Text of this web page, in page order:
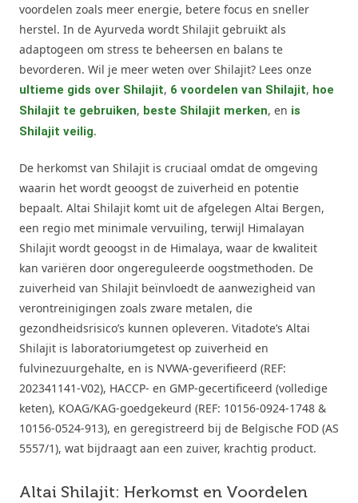
voordelen zoals meer energie, betere focus en sneller
herstel. In de Ayurveda wordt Shilajit gebruikt als
adaptogeen om stress te beheersen en balans te
bevorderen. Wil je meer weten over Shilajit? Lees onze
ultieme gids over Shilajit, 6 voordelen van Shilajit, hoe
Shilajit te gebruiken, beste Shilajit merken, en is
Shilajit veilig.
De herkomst van Shilajit is cruciaal omdat de omgeving
waarin het wordt geoogst de zuiverheid en potentie
bepaalt. Altai Shilajit komt uit de afgelegen Altai Bergen,
een regio met minimale vervuiling, terwijl Himalayan
Shilajit wordt geoogst in de Himalaya, waar de kwaliteit
kan variëren door ongereguleerde oogstmethoden. De
zuiverheid van Shilajit beïnvloedt de aanwezigheid van
verontreinigingen zoals zware metalen, die
gezondheidsrisico’s kunnen opleveren. Vitadote’s Altai
Shilajit is laboratoriumgetest op zuiverheid en
fulvinezuurgehalte, en is NVWA-geverifieerd (REF:
202341141-V02), HACCP- en GMP-gecertificeerd (volledige
keten), KOAG/KAG-goedgekeurd (REF: 10156-0924-1748 &
10156-0524-913), en geregistreerd bij de Belgische FOD (AS
5557/1), wat bijdraagt aan een zuiver, krachtig product.
Altai Shilajit: Herkomst en Voordelen